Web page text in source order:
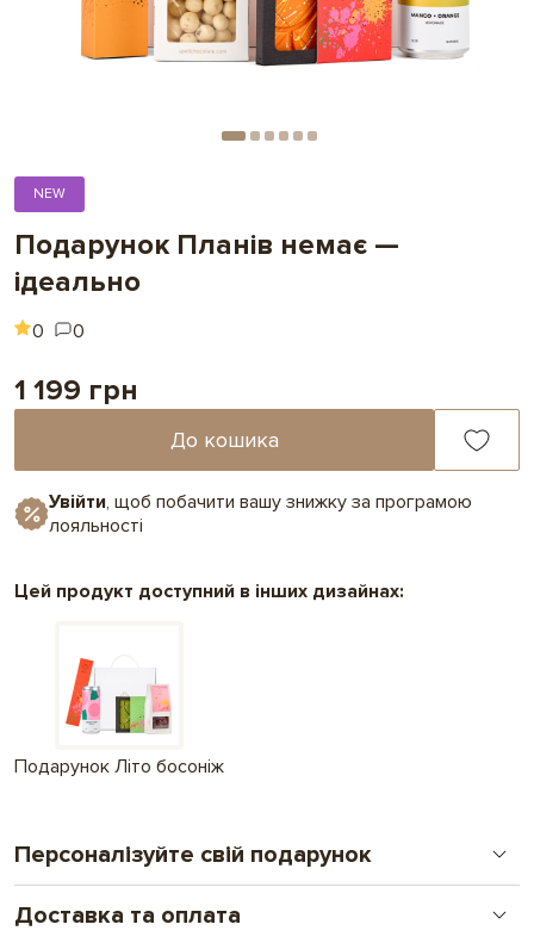
NEW
Подарунок Планів немає —
ідеально
0 0
1 199 грн
До кошика
Увійти, щоб побачити вашу знижку за програмою
лояльності
Цей продукт доступний в інших дизайнах:
Подарунок Літо босоніж
Персоналізуйте свій подарунок
Друк на шоколаді
Доставка та оплата